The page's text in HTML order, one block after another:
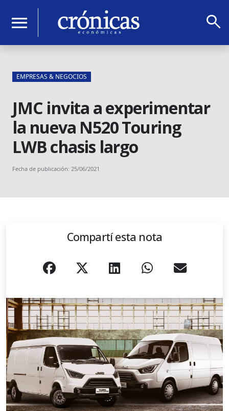
menu search
EMPRESAS & NEGOCIOS
JMC invita a experimentar
la nueva N520 Touring
LWB chasis largo
Fecha de publicación: 25/06/2021
Compartí esta nota